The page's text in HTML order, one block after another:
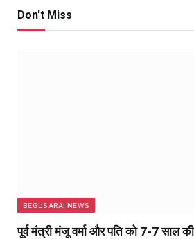
Don't Miss
BEGUSARAI NEWS
पूर्व मंत्री मंजू वर्मा और पति को 7-7 साल